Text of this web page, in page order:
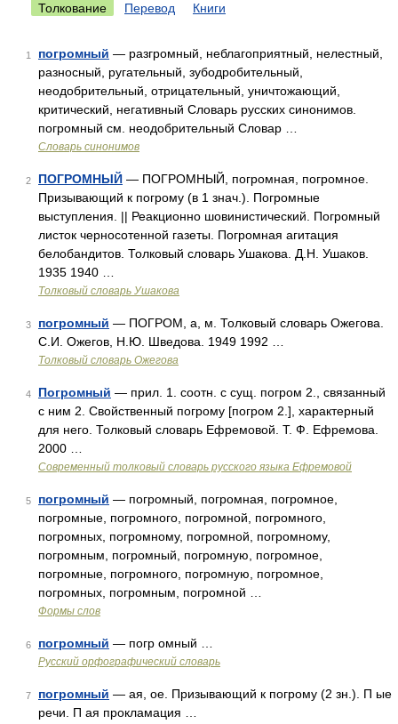
Толкование Перевод Книги
1 погромный — разгромный, неблагоприятный, нелестный,
разносный, ругательный, зубодробительный,
неодобрительный, отрицательный, уничтожающий,
критический, негативный Словарь русских синонимов.
погромный см. неодобрительный Словар …
Словарь синонимов
2 ПОГРОМНЫЙ — ПОГРОМНЫЙ, погромная, погромное.
Призывающий к погрому (в 1 знач.). Погромные
выступления. || Реакционно шовинистический. Погромный
листок черносотенной газеты. Погромная агитация
белобандитов. Толковый словарь Ушакова. Д.Н. Ушаков.
1935 1940 …
Толковый словарь Ушакова
3 погромный — ПОГРОМ, а, м. Толковый словарь Ожегова.
С.И. Ожегов, Н.Ю. Шведова. 1949 1992 …
Толковый словарь Ожегова
4 Погромный — прил. 1. соотн. с сущ. погром 2., связанный
с ним 2. Свойственный погрому [погром 2.], характерный
для него. Толковый словарь Ефремовой. Т. Ф. Ефремова.
2000 …
Современный толковый словарь русского языка Ефремовой
5 погромный — погромный, погромная, погромное,
погромные, погромного, погромной, погромного,
погромных, погромному, погромной, погромному,
погромным, погромный, погромную, погромное,
погромные, погромного, погромную, погромное,
погромных, погромным, погромной …
Формы слов
6 погромный — погр омный …
Русский орфографический словарь
7 погромный — ая, ое. Призывающий к погрому (2 зн.). П ые
речи. П ая прокламация …